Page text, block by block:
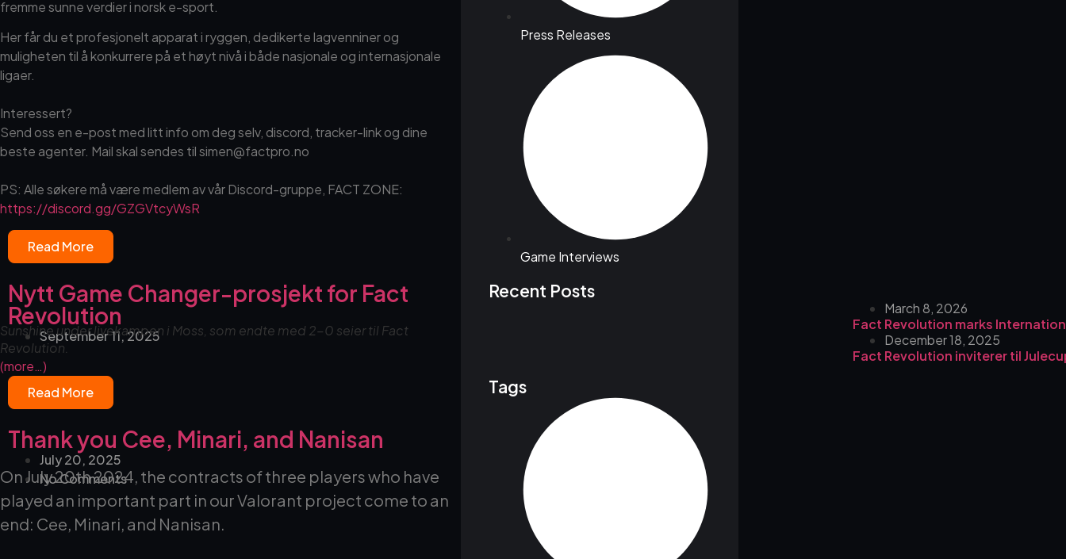
fremme sunne verdier i norsk e-sport.
Her får du et profesjonelt apparat i ryggen, dedikerte lagvenniner og
muligheten til å konkurrere på et høyt nivå i både nasjonale og internasjonale
ligaer.
Interessert?
Send oss en e-post med litt info om deg selv, discord, tracker-link og dine
beste agenter. Mail skal sendes til simen@factpro.no
PS: Alle søkere må være medlem av vår Discord-gruppe, FACT ZONE:
https://discord.gg/GZGVtcyWsR
Read More
Nytt Game Changer-prosjekt for Fact
Revolution
September 11, 2025
Sunshine under livekampen i Moss, som endte med 2-0 seier til Fact
Revolution.
(more…)
Read More
Thank you Cee, Minari, and Nanisan
July 20, 2025
No Comments
On July 20th 2024, the contracts of three players who have
played an important part in our Valorant project come to an
end: Cee, Minari, and Nanisan.
Press Releases
Game Interviews
Recent Posts
March 8, 2026
Fact Revolution marks
December 18, 2025
Fact Revolution inviterer til
Tags